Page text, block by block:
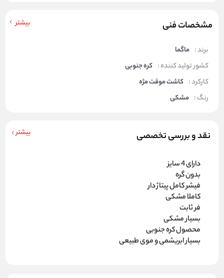
مشخصات فنی بیشتر
برند : ماگما
کشور تولید کننده : کره جنوبی
کارکرد : کاشت موقت مژه
رنگ : مشکی
نقد و بررسی تخصصی بیشتر
دارای 4 سایز
بدون گره
فیشر کامل پیتاژ دار
کاملا مشکی
فر ثابت
بسیار مشکی
محصول کره جنوبی
بسیار ابریشمی و موی طبیعی